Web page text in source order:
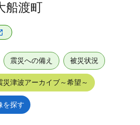
船渡町
震災への備え 被災状況
災津波アーカイブ～希望～
を探す